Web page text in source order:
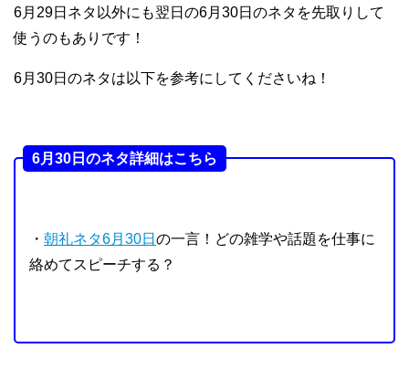
6月29日ネタ以外にも翌日の6月30日のネタを先取りして
使うのもありです！
6月30日のネタは以下を参考にしてくださいね！
6月30日のネタ詳細はこちら
・ 朝礼ネタ6月30日 の一言！どの雑学や話題を仕事に
絡めてスピーチする？